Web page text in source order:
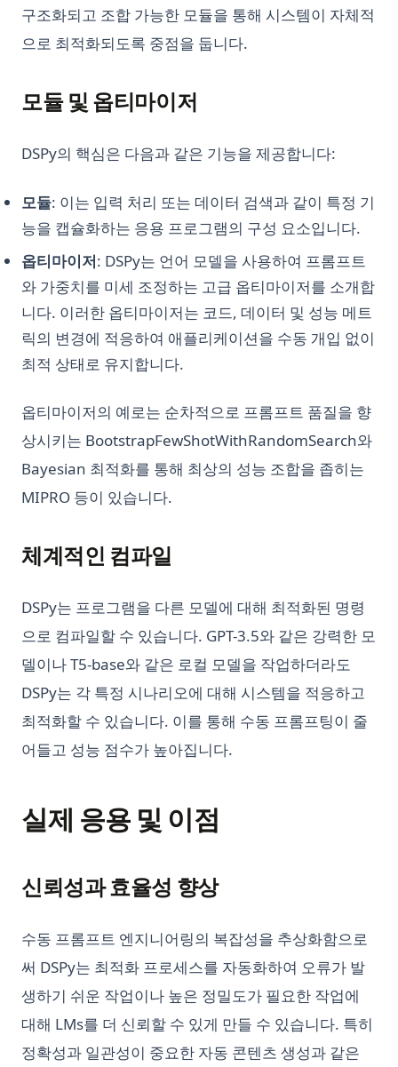
구조화되고 조합 가능한 모듈을 통해 시스템이 자체적
으로 최적화되도록 중점을 둡니다.
모듈 및 옵티마이저
DSPy의 핵심은 다음과 같은 기능을 제공합니다:
모듈: 이는 입력 처리 또는 데이터 검색과 같이 특정 기
능을 캡슐화하는 응용 프로그램의 구성 요소입니다.
옵티마이저: DSPy는 언어 모델을 사용하여 프롬프트
와 가중치를 미세 조정하는 고급 옵티마이저를 소개합
니다. 이러한 옵티마이저는 코드, 데이터 및 성능 메트
릭의 변경에 적응하여 애플리케이션을 수동 개입 없이
최적 상태로 유지합니다.
옵티마이저의 예로는 순차적으로 프롬프트 품질을 향
상시키는 BootstrapFewShotWithRandomSearch와
Bayesian 최적화를 통해 최상의 성능 조합을 좁히는
MIPRO 등이 있습니다.
체계적인 컴파일
DSPy는 프로그램을 다른 모델에 대해 최적화된 명령
으로 컴파일할 수 있습니다. GPT-3.5와 같은 강력한 모
델이나 T5-base와 같은 로컬 모델을 작업하더라도
DSPy는 각 특정 시나리오에 대해 시스템을 적응하고
최적화할 수 있습니다. 이를 통해 수동 프롬프팅이 줄
어들고 성능 점수가 높아집니다.
실제 응용 및 이점
신뢰성과 효율성 향상
수동 프롬프트 엔지니어링의 복잡성을 추상화함으로
써 DSPy는 최적화 프로세스를 자동화하여 오류가 발
생하기 쉬운 작업이나 높은 정밀도가 필요한 작업에
대해 LMs를 더 신뢰할 수 있게 만들 수 있습니다. 특히
정확성과 일관성이 중요한 자동 콘텐츠 생성과 같은